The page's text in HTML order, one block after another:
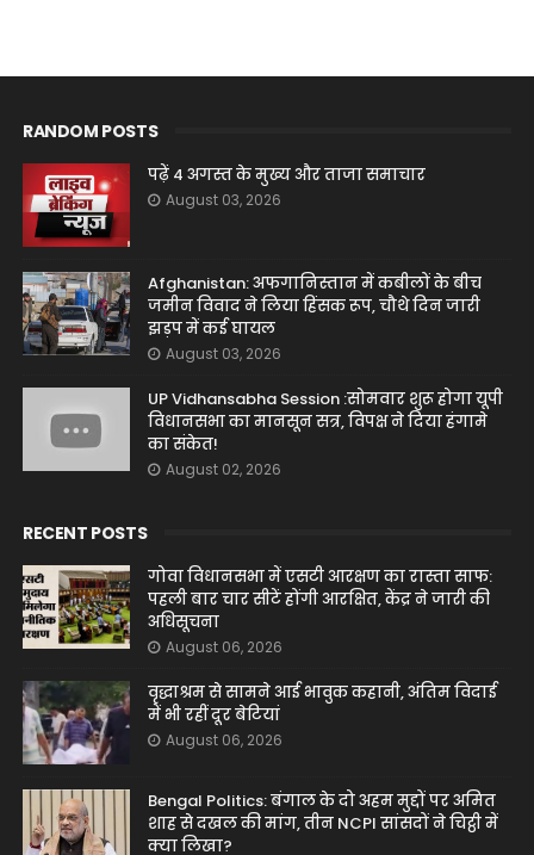
RANDOM POSTS
पढ़ें 4 अगस्त के मुख्य और ताजा समाचार
August 03, 2026
Afghanistan: अफगानिस्तान में कबीलों के बीच
जमीन विवाद ने लिया हिंसक रूप, चौथे दिन जारी
झड़प में कई घायल
August 03, 2026
UP Vidhansabha Session :सोमवार शुरू होगा यूपी
विधानसभा का मानसून सत्र, विपक्ष ने दिया हंगामे
का संकेत!
August 02, 2026
RECENT POSTS
गोवा विधानसभा में एसटी आरक्षण का रास्ता साफ:
पहली बार चार सीटें होंगी आरक्षित, केंद्र ने जारी की
अधिसूचना
August 06, 2026
वृद्धाश्रम से सामने आई भावुक कहानी, अंतिम विदाई
में भी रहीं दूर बेटियां
August 06, 2026
Bengal Politics: बंगाल के दो अहम मुद्दों पर अमित
शाह से दखल की मांग, तीन NCPI सांसदों ने चिट्ठी में
क्या लिखा?